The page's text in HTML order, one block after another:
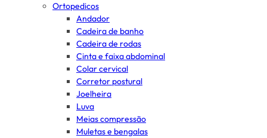
Ortopedicos
Andador
Cadeira de banho
Cadeira de rodas
Cinta e faixa abdominal
Colar cervical
Corretor postural
Joelheira
Luva
Meias compressão
Muletas e bengalas